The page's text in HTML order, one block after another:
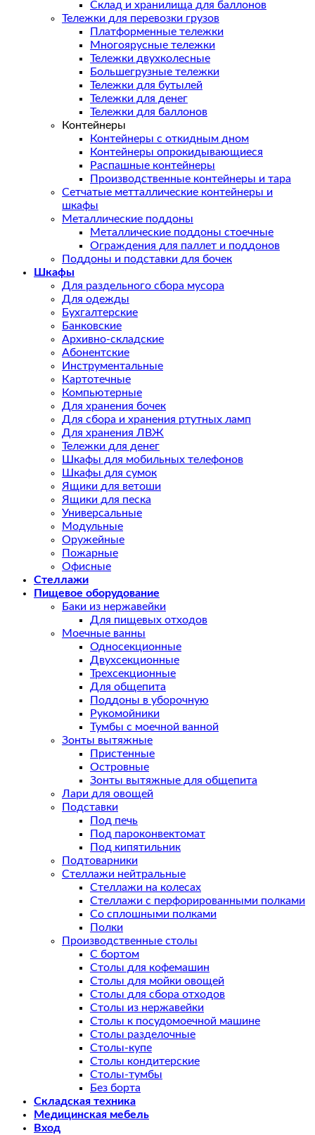
Склад и хранилища для баллонов
Тележки для перевозки грузов
Платформенные тележки
Многоярусные тележки
Тележки двухколесные
Большегрузные тележки
Тележки для бутылей
Тележки для денег
Тележки для баллонов
Контейнеры
Контейнеры с откидным дном
Контейнеры опрокидывающиеся
Распашные контейнеры
Производственные контейнеры и тара
Сетчатые метталлические контейнеры и
шкафы
Металлические поддоны
Металлические поддоны стоечные
Ограждения для паллет и поддонов
Поддоны и подставки для бочек
Шкафы
Для раздельного сбора мусора
Для одежды
Бухгалтерские
Банковские
Архивно-складские
Абонентские
Инструментальные
Картотечные
Компьютерные
Для хранения бочек
Для сбора и хранения ртутных ламп
Для хранения ЛВЖ
Тележки для денег
Шкафы для мобильных телефонов
Шкафы для сумок
Ящики для ветоши
Ящики для песка
Универсальные
Модульные
Оружейные
Пожарные
Офисные
Стеллажи
Пищевое оборудование
Баки из нержавейки
Для пищевых отходов
Моечные ванны
Односекционные
Двухсекционные
Трехсекционные
Для общепита
Поддоны в уборочную
Рукомойники
Тумбы с моечной ванной
Зонты вытяжные
Пристенные
Островные
Зонты вытяжные для общепита
Лари для овощей
Подставки
Под печь
Под пароконвектомат
Под кипятильник
Подтоварники
Стеллажи нейтральные
Стеллажи на колесах
Стеллажи с перфорированными полками
Со сплошными полками
Полки
Производственные столы
С бортом
Столы для кофемашин
Столы для мойки овощей
Столы для сбора отходов
Столы из нержавейки
Столы к посудомоечной машине
Столы разделочные
Столы-купе
Столы кондитерские
Столы-тумбы
Без борта
Складская техника
Медицинская мебель
Вход